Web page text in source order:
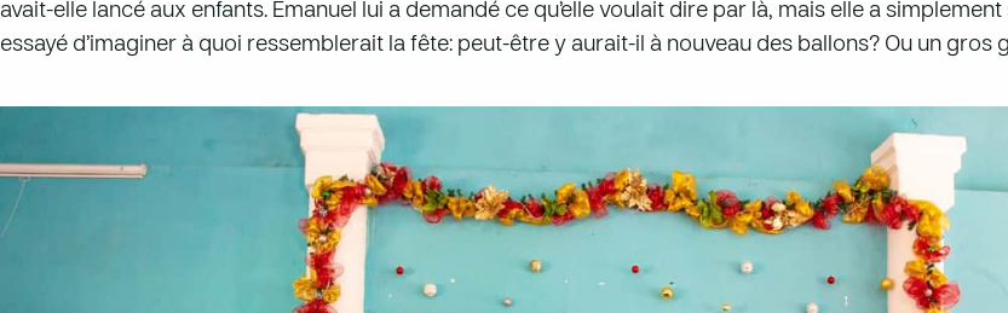
avait-elle lancé aux enfants. Emanuel lui a demandé ce qu’elle voulait dire par là, mais elle a simplement
essayé d’imaginer à quoi ressemblerait la fête: peut-être y aurait-il à nouveau des ballons? Ou un gros